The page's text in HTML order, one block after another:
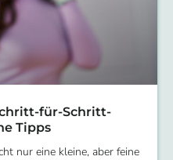
für-Schritt-
Tipps
nur eine kleine, aber feine